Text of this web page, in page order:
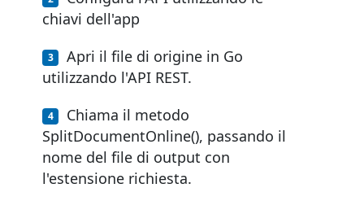
chiavi dell'app
Apri il file di origine in Go
utilizzando l'API REST.
Chiama il metodo
SplitDocumentOnline(), passando il
nome del file di output con
l'estensione richiesta.